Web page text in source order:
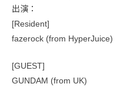
出演：
[Resident]
fazerock (from HyperJuice)
[GUEST]
GUNDAM (from UK)